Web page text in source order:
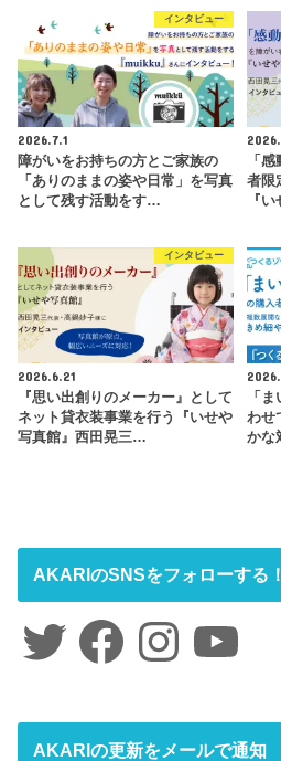
インタビュー
2026.7.1
障がいをお持ちの方とご家族の
「ありのままの姿や日常」を写真
として残す活動をす…
「
者限
『
インタビュー
2026.6.21
『思い出創りのメーカー』として
ネット貸衣装事業を行う『いせや
写真館』西田晃三…
「
わせ
かな
AKARIのSNSをフォローする！
Twitter FacebookInstagramYouTube
AKARIの更新をメールで通知